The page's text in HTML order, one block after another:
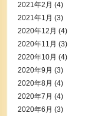
2021年2月 (4)
2021年1月 (3)
2020年12月 (4)
2020年11月 (3)
2020年10月 (4)
2020年9月 (3)
2020年8月 (4)
2020年7月 (4)
2020年6月 (3)